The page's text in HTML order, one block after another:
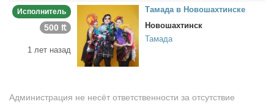
Исполнитель
500 ₶
1 лет назад
Та­ма­да в Но­во­шах­тин­ске
Новошахтинск
Тамада
Администрация не несёт ответственности за отсутствие